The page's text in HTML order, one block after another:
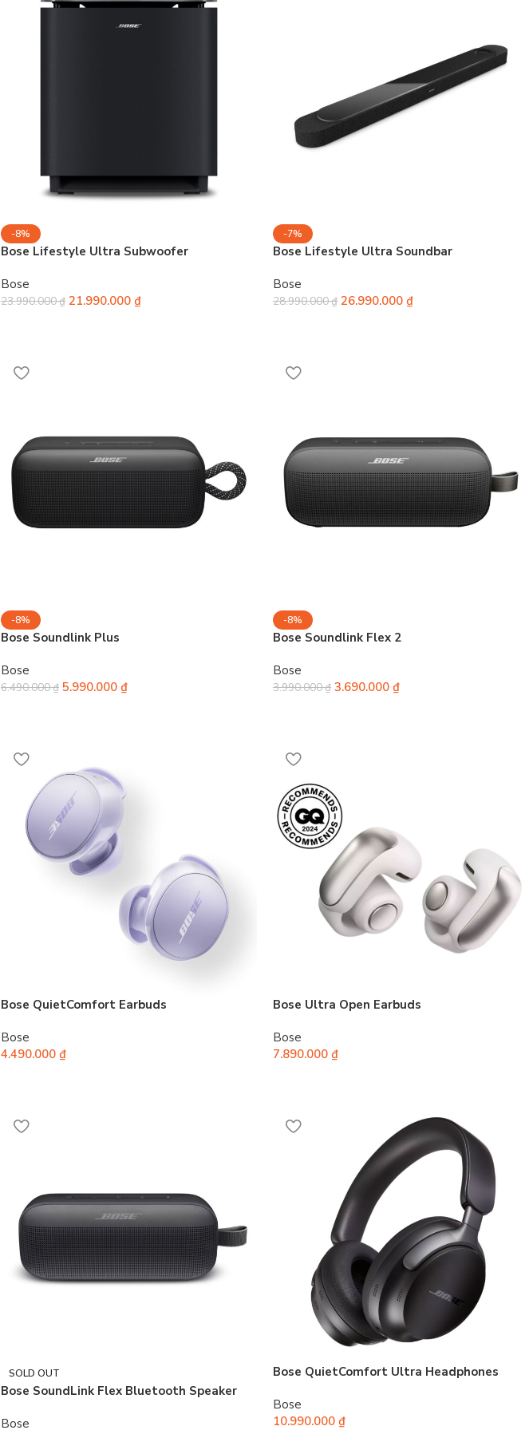
-8%
Bose Lifestyle Ultra Subwoofer
Bose
23.990.000₫ 21.990.000 ₫
-7%
Bose Lifestyle Ultra Soundbar
Bose
28.990.000₫ 26.990.000 ₫
-8%
Bose Soundlink Plus
Bose
6.490.000₫ 5.990.000 ₫
-8%
Bose Soundlink Flex 2
Bose
3.990.000₫ 3.690.000 ₫
Bose QuietComfort Earbuds
Bose
4.490.000 ₫
Bose Ultra Open Earbuds
Bose
7.890.000 ₫
SOLD OUT
Bose SoundLink Flex Bluetooth Speaker​
Bose
Bose QuietComfort Ultra Headphones
Bose
10.990.000 ₫